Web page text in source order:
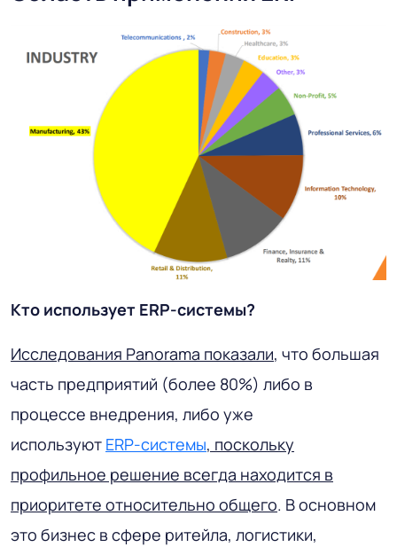
Кто использует ERP-системы?
Исследования Panorama показали, что большая
часть предприятий (более 80%) либо в
процессе внедрения, либо уже
используют ERP-системы, поскольку
профильное решение всегда находится в
приоритете относительно общего. В основном
это бизнес в сфере ритейла, логистики,